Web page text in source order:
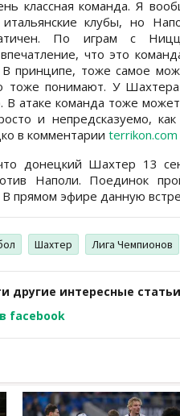
классная команда. Я
клубы, но
По играм с
что это
В принципе, тоже самое
тоже понимают. У Шахтера
В атаке команда тоже
и непредсказуемо,
в комментарии terrikon.com
донецкий Шахтер 13
Наполи. Поединок
прямом эфире данную
Шахтер Лига Чемпионов
другие интересные
facebook